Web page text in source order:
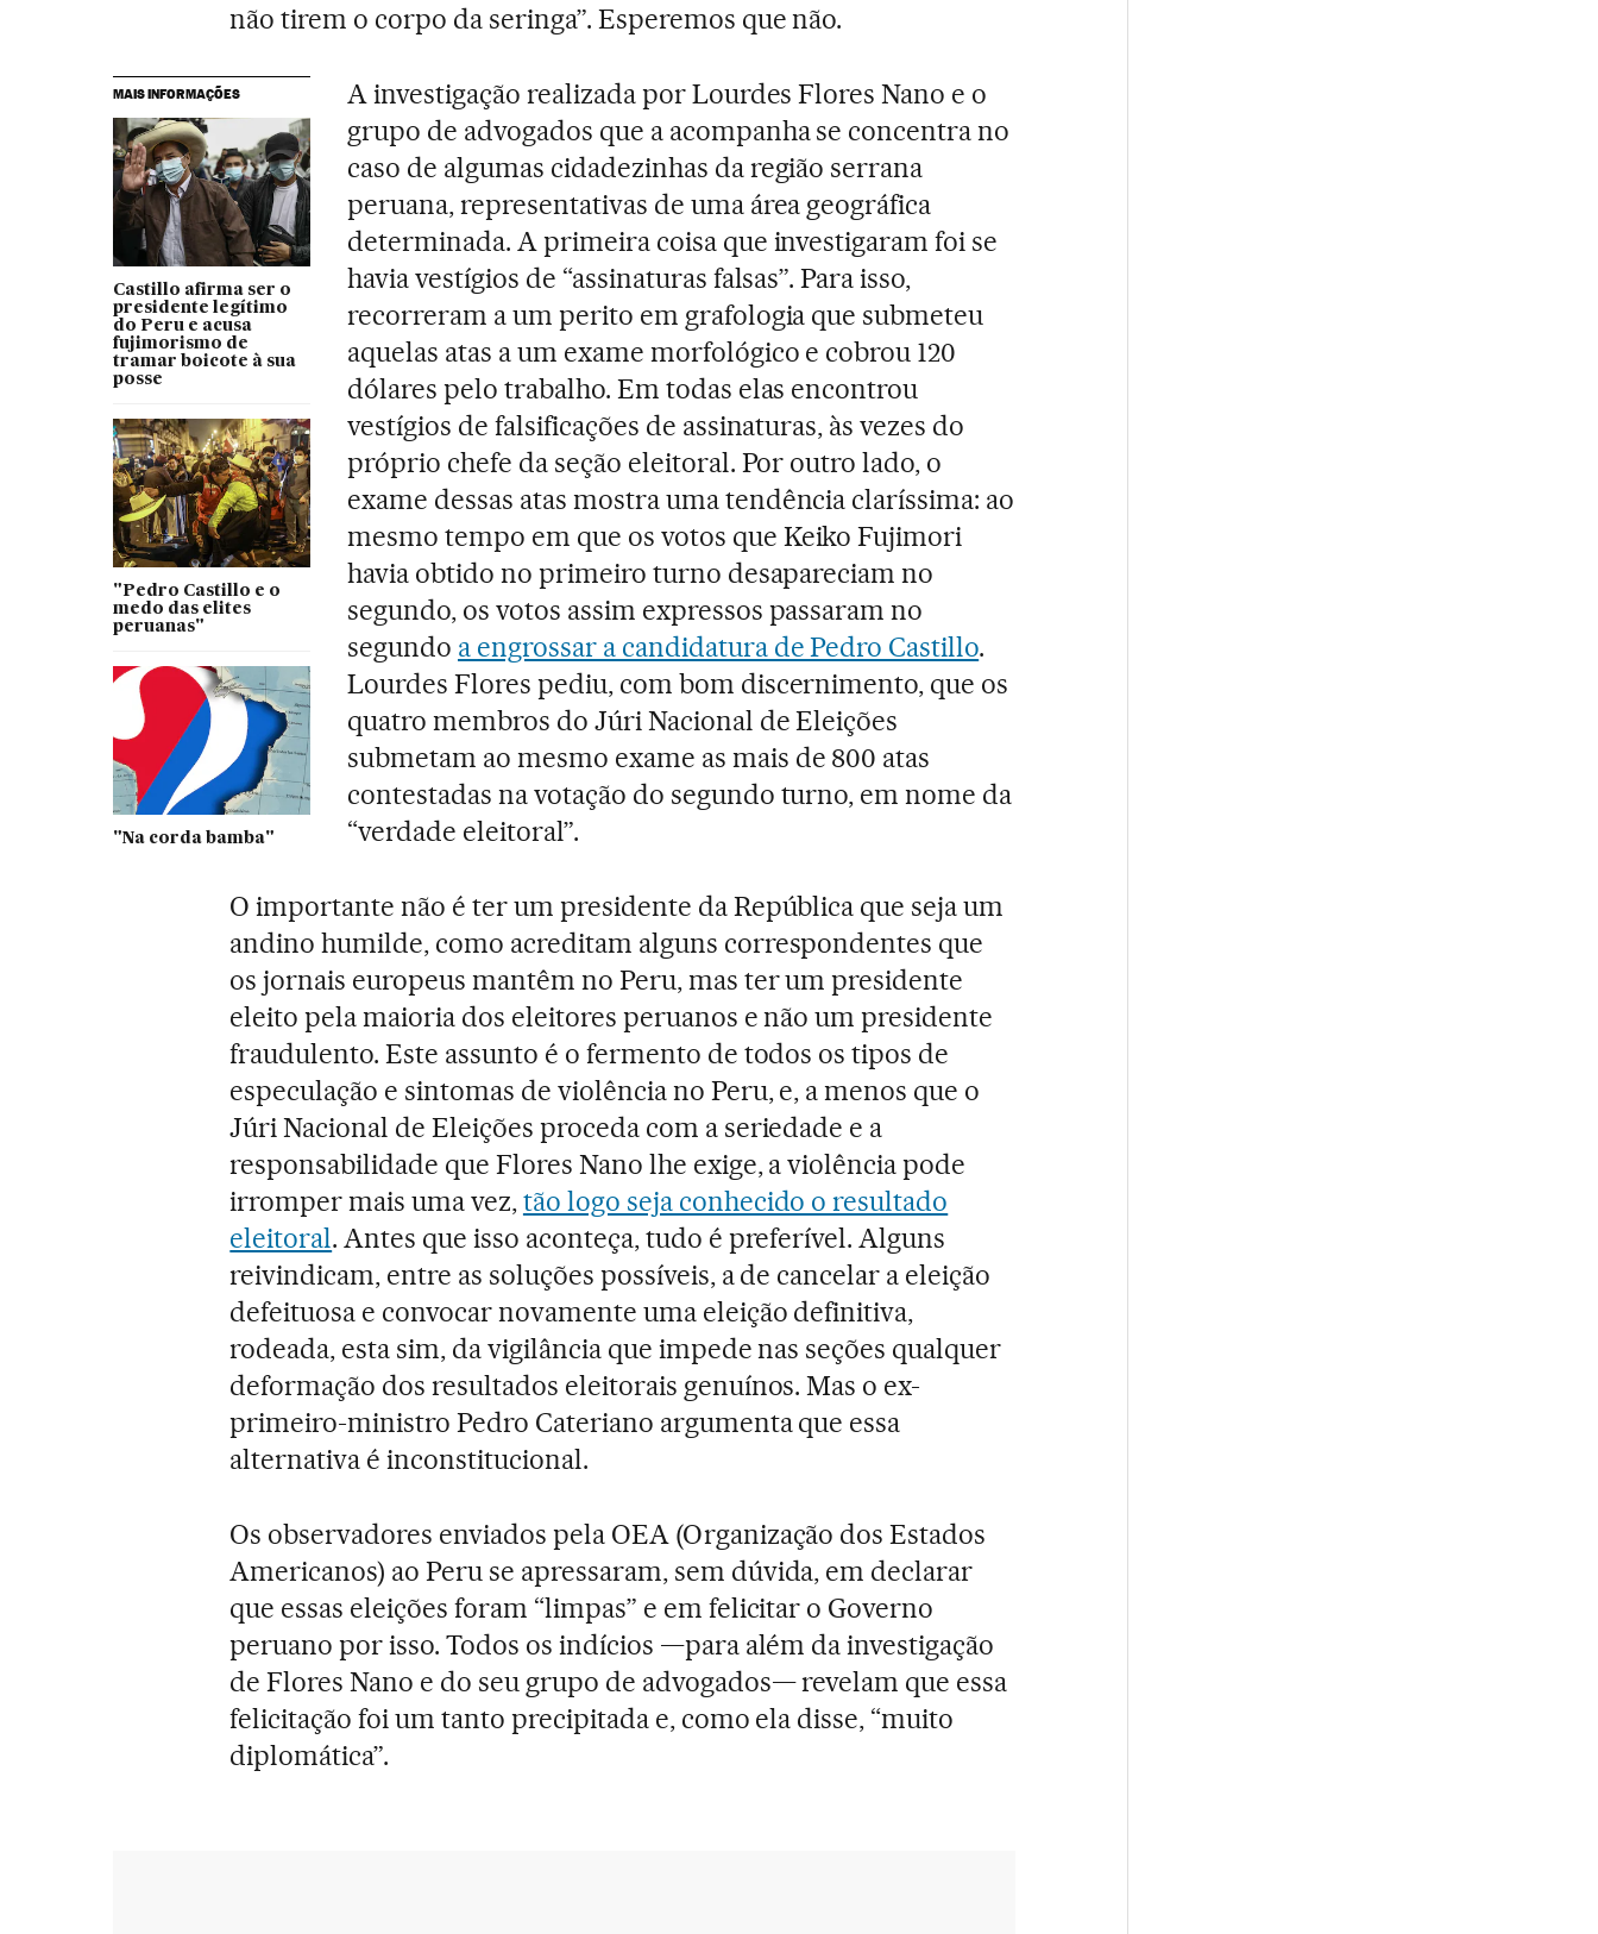
não tirem o corpo da seringa”. Esperemos que não.
MAIS INFORMAÇÕES
Castillo afirma ser o
presidente legítimo
do Peru e acusa
fujimorismo de
tramar boicote à sua
posse
"Pedro Castillo e o
medo das elites
peruanas"
"Na corda bamba"
A investigação realizada por Lourdes Flores Nano e o
grupo de advogados que a acompanha se concentra no
caso de algumas cidadezinhas da região serrana
peruana, representativas de uma área geográfica
determinada. A primeira coisa que investigaram foi se
havia vestígios de “assinaturas falsas”. Para isso,
recorreram a um perito em grafologia que submeteu
aquelas atas a um exame morfológico e cobrou 120
dólares pelo trabalho. Em todas elas encontrou
vestígios de falsificações de assinaturas, às vezes do
próprio chefe da seção eleitoral. Por outro lado, o
exame dessas atas mostra uma tendência claríssima: ao
mesmo tempo em que os votos que Keiko Fujimori
havia obtido no primeiro turno desapareciam no
segundo, os votos assim expressos passaram no
segundo a engrossar a candidatura de Pedro Castillo.
Lourdes Flores pediu, com bom discernimento, que os
quatro membros do Júri Nacional de Eleições
submetam ao mesmo exame as mais de 800 atas
contestadas na votação do segundo turno, em nome da
“verdade eleitoral”.
O importante não é ter um presidente da República que seja um
andino humilde, como acreditam alguns correspondentes que
os jornais europeus mantêm no Peru, mas ter um presidente
eleito pela maioria dos eleitores peruanos e não um presidente
fraudulento. Este assunto é o fermento de todos os tipos de
especulação e sintomas de violência no Peru, e, a menos que o
Júri Nacional de Eleições proceda com a seriedade e a
responsabilidade que Flores Nano lhe exige, a violência pode
irromper mais uma vez,tão logo seja conhecido o resultado
eleitoral. Antes que isso aconteça, tudo é preferível. Alguns
reivindicam, entre as soluções possíveis, a de cancelar a eleição
defeituosa e convocar novamente uma eleição definitiva,
rodeada, esta sim, da vigilância que impede nas seções qualquer
deformação dos resultados eleitorais genuínos. Mas o ex-
primeiro-ministro Pedro Cateriano argumenta que essa
alternativa é inconstitucional.
Os observadores enviados pela OEA (Organização dos Estados
Americanos) ao Peru se apressaram, sem dúvida, em declarar
que essas eleições foram “limpas” e em felicitar o Governo
peruano por isso. Todos os indícios —para além da investigação
de Flores Nano e do seu grupo de advogados— revelam que essa
felicitação foi um tanto precipitada e, como ela disse, “muito
diplomática”.